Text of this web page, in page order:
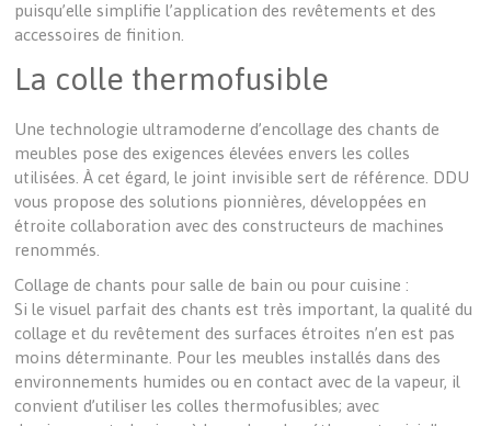
puisqu’elle simplifie l’application des revêtements et des
accessoires de finition.
La colle thermofusible
Une technologie ultramoderne d’encollage des chants de
meubles pose des exigences élevées envers les colles
utilisées. À cet égard, le joint invisible sert de référence. DDU
vous propose des solutions pionnières, développées en
étroite collaboration avec des constructeurs de machines
renommés.
Collage de chants pour salle de bain ou pour cuisine :
Si le visuel parfait des chants est très important, la qualité du
collage et du revêtement des surfaces étroites n’en est pas
moins déterminante. Pour les meubles installés dans des
environnements humides ou en contact avec de la vapeur, il
convient d’utiliser les colles thermofusibles; avec